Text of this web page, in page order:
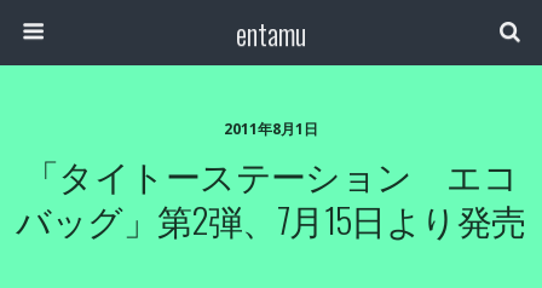
entamu
2011年8月1日
「タイトーステーション エコ
バッグ」第2弾、7月15日より発売